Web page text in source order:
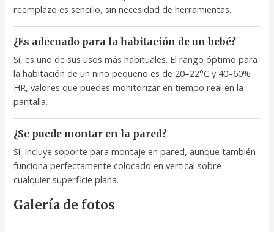
reemplazo es sencillo, sin necesidad de herramientas.
¿Es adecuado para la habitación de un bebé?
Sí, es uno de sus usos más habituales. El rango óptimo para
la habitación de un niño pequeño es de 20–22°C y 40–60%
HR, valores que puedes monitorizar en tiempo real en la
pantalla.
¿Se puede montar en la pared?
Sí. Incluye soporte para montaje en pared, aunque también
funciona perfectamente colocado en vertical sobre
cualquier superficie plana.
Galería de fotos